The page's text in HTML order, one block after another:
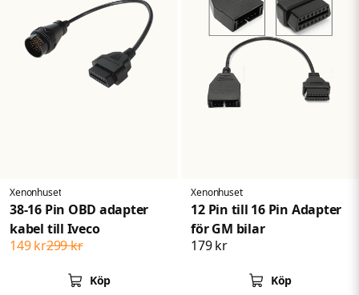
Xenonhuset
38-16 Pin OBD adapter
kabel till Iveco
299 kr
149 kr
Köp
Xenonhuset
12 Pin till 16 Pin Adapter
för GM bilar
179 kr
Köp